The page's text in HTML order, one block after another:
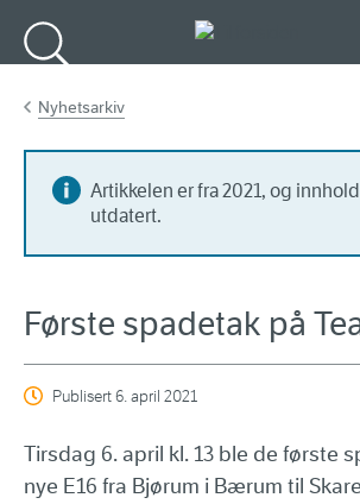
Nyhetsarkiv
Artikkelen er fra 2021, og
utdatert.
Første spadetak på
Publisert6. april 2021
Tirsdag 6. april kl. 13 ble de første
nye E16 fra Bjørum i Bærum til